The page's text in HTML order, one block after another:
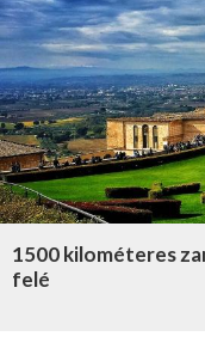
1500 kilométeres
felé